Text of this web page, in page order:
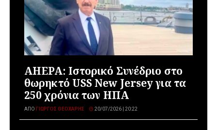
AHEPA: Ιστορικό Συνέδριο στο
θωρηκτό USS New Jersey για τα
250 χρόνια των ΗΠΑ
ΑΠΌ ΓΙΏΡΓΟΣ ΘΕΟΧΆΡΗΣ 20/07/2026 | 20:22